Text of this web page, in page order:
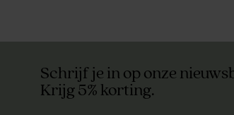
Schrijf je in op onze
Krijg 5% korting.